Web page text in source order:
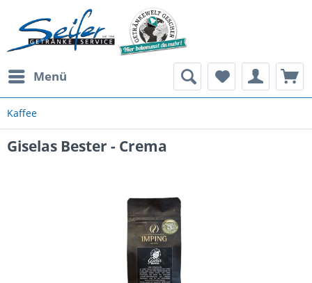
Menü
Kaffee
Giselas Bester - Crema